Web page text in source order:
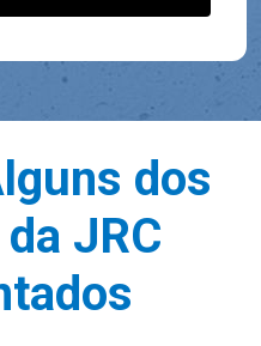
dos
JRC